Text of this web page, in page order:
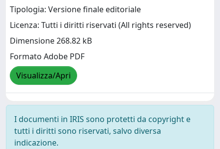
Tipologia: Versione finale editoriale
Licenza: Tutti i diritti riservati (All rights reserved)
Dimensione 268.82 kB
Formato Adobe PDF
Visualizza/Apri
I documenti in IRIS sono protetti da copyright e
tutti i diritti sono riservati, salvo diversa
indicazione.